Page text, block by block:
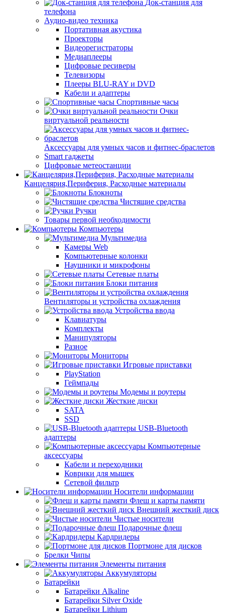
Док-станция для
телефона
Аудио-видео техника
Портативная акустика
Проекторы
Видеорегистраторы
Медиаплееры
Цифровые ресиверы
Телевизоры
Плееры BLU-RAY и DVD
Кабели и адаптеры
Спортивные часы
Очки
виртуальной реальности
Аксессуары для умных часов и фитнес-браслетов
Smart гаджеты
Цифровые метеостанции
Канцелярия,Периферия, Расходные материалы
Блокноты
Чистящие средства
Ручки
Товары первой необходимости
Компьютеры
Мультимедиа
Камеры Web
Компьютерные колонки
Наушники и микрофоны
Сетевые платы
Блоки питания
Вентиляторы и устройства охлаждения
Устройства ввода
Клавиатуры
Комплекты
Манипуляторы
Разное
Мониторы
Игровые приставки
PlayStation
Геймпады
Модемы и роутеры
Жесткие диски
SATA
SSD
USB-Bluetooth
адаптеры
Компьютерные
аксессуары
Кабели и переходники
Коврики для мышек
Сетевой фильтр
Носители информации
Флеш и карты памяти
Внешний жесткий диск
Чистые носители
Подарочные флеш
Кардридеры
Портмоне для дисков
Брелки Чипы
Элементы питания
Аккумуляторы
Батарейки
Батарейки Alkaline
Батарейки Silver Oxide
Батарейки Lithium